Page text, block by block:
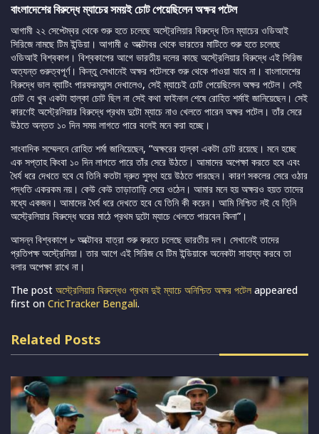
বাংলাদেশের বিরুদ্ধে ম্যাচের সময়ই চোট পেয়েছিলেন অক্ষর পটেল
আগামী ২২ সেপ্টেম্বর থেকে শুরু হতে চলেছে অস্ট্রেলিয়ার বিরুদ্ধে তিন ম্যাচের ওডিআই
সিরিজে নামছে টিম ইন্ডিয়া। আগামী ৫ অক্টোবর থেকে ভারতের মাটিতে শুরু হতে চলেছে
ওডিআই বিশ্বকাপ। বিশ্বকাপের আগে ভারতীয় দলের কাছে অস্ট্রেলিয়ার বিরুদ্ধে এই সিরিজ
অত্যন্ত গুরুত্বপূর্ণ। কিন্তু সেখানেই অক্ষর পটেলকে শুরু থেকে পাওয়া যাবে না। বাংলাদেশের
বিরুদ্ধে ভাল ব্যাটিং পারফরম্যান্স দেখালেও, সেই ম্যাচেই চোট পেয়েছিলেন অক্ষর পটেল। সেই
চোট যে খুব একটা হাল্কা চোট ছিল না সেই কথা ফাইনাল শেষে রোহিত শর্মাই জানিয়েছেন। সেই
কারণেই অস্ট্রেলিয়ার বিরুদ্ধে প্রথম দুটো ম্যাচে নাও খেলতে পারেন অক্ষর পটেল। তাঁর সেরে
উঠতে অন্তত ১০ দিন সময় লাগতে পারে বলেই মনে করা হচ্ছে।
সাংবাদিক সম্মেলনে রোহিত শর্মা জানিয়েছেন, “অক্ষরের হাল্কা একটা চোট রয়েছে। মনে হচ্ছে
এক সপ্তাহ কিংবা ১০ দিন লাগতে পারে তাঁর সেরে উঠতে। আমাদের অপেক্ষা করতে হবে এবং
ধৈর্য ধরে দেখতে হবে যে তিনি কতটা দ্রুত সুস্থ হয়ে উঠতে পারছেন। কারণ সকলের সেরে ওঠার
পদ্ধতি একরকম নয়। কেউ কেউ তাড়াতাড়ি সেরে ওঠেন। আমার মনে হয় অক্ষরও হয়ত তাদের
মধ্যে একজন। আমাদের ধৈর্য ধরে দেখতে হবে যে তিনি কী করেন। আমি নিশ্চিত নই যে তি্নি
অস্ট্রেলিয়ার বিরুদ্ধে ঘরের মাঠে প্রথম দুটো ম্যাচে খেলতে পারবেন কিনা”।
আসন্ন বিশ্বকাপে ৮ অক্টোবর যাত্রা শুরু করতে চলেছে ভারতীয় দল। সেখানেই তাদের
প্রতিপক্ষ অস্ট্রেলিয়া। তার আগে এই সিরিজ যে টিম ইন্ডিয়াকে অনেকটা সাহায্য করবে তা
বলার অপেক্ষা রাখে না।
The post অস্ট্রেলিয়ার বিরুদ্ধেও প্রথম দুই ম্যাচে অনিশ্চিত অক্ষর পটেল appeared
first on CricTracker Bengali.
Related Posts